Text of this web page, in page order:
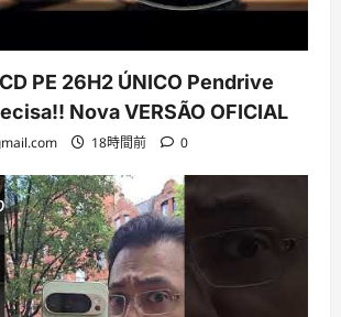
PE 26H2 ÚNICO Pendrive
Nova VERSÃO OFICIAL
18時間前 0